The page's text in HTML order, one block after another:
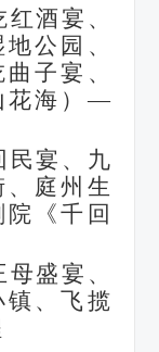
酒宴、
公园、
子宴、
花海）—
宴、九
庭州生
《千回
盛宴、
、飞揽